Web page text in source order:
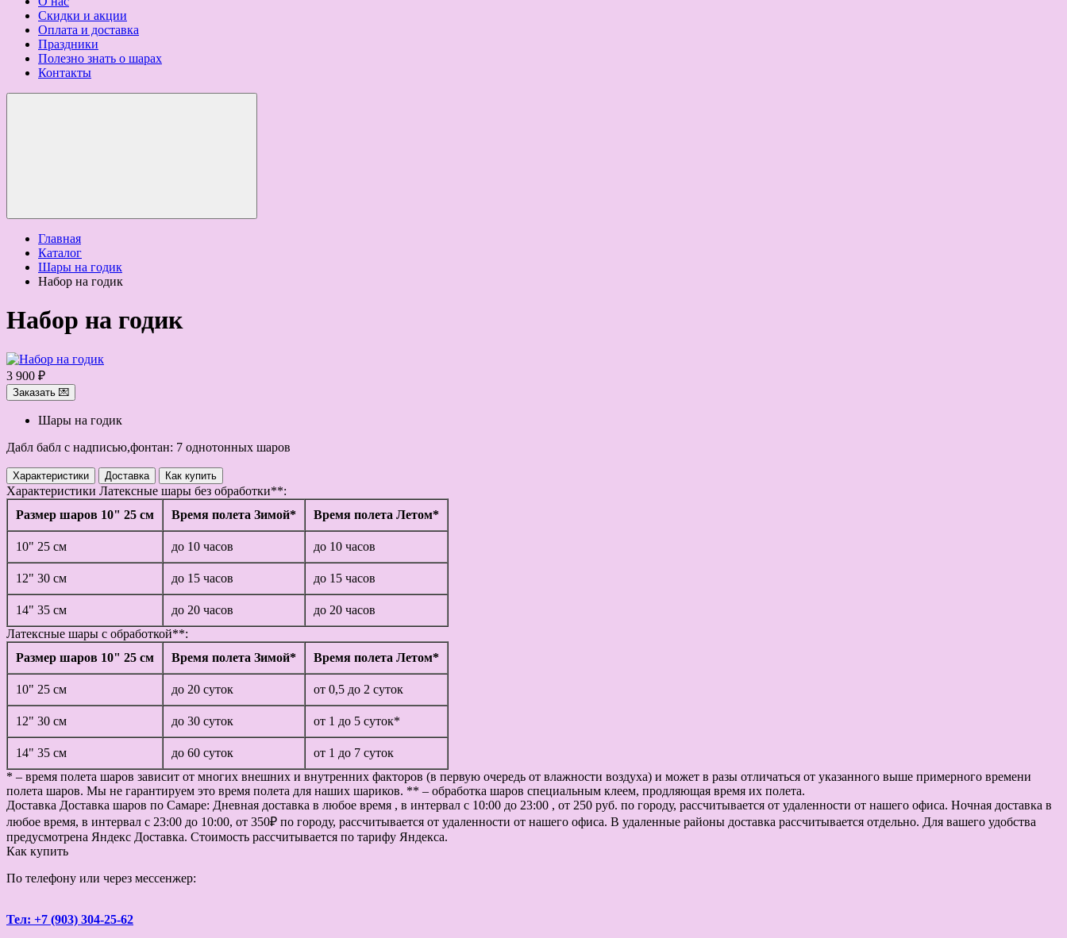
Скидки и акции
Оплата и доставка
Праздники
Полезно знать о шарах
Контакты
Главная
Каталог
Шары на годик
Набор на годик
Набор на годик
3 900 ₽
Заказать 💌
Шары на годик
Дабл бабл с надписью,фонтан: 7 однотонных шаров
Характеристики Доставка Как купить
Характеристики Латексные шары без обработки**:
Размер шаров 10" 25 см
Время полета Зимой* Время полета Летом*
10" 25 см до 10 часов до 10 часов
12" 30 см до 15 часов до 15 часов
14" 35 см до 20 часов
до 20 часов
Латексные шары с обработкой**:
Размер шаров 10" 25 см
Время полета Зимой* Время полета Летом*
10" 25 см до 20 суток от 0,5 до 2 суток
12" 30 см до 30 суток от 1 до 5 суток*
14" 35 см до 60 суток
от 1 до 7 суток
* – время полета шаров зависит от многих внешних и внутренних факторов (в первую очередь от влажности воздуха) и может в разы отличаться от указанного выше примерного времени
полета шаров. Мы не гарантируем это время полета для наших шариков. ** – обработка шаров специальным клеем, продляющая время их полета.
Доставка Доставка шаров по Самаре: Дневная доставка в любое время , в интервал с 10:00 до 23:00 , от 250 руб. по городу, рассчитывается от удаленности от нашего офиса. Ночная доставка в
любое время, в интервал с 23:00 до 10:00, от 350₽ по городу, рассчитывается от удаленности от нашего офиса. В удаленные районы доставка рассчитывается отдельно. Для вашего удобства
предусмотрена Яндекс Доставка. Стоимость рассчитывается по тарифу Яндекса.
Как купить
По телефону или через мессенжер:
Тел: +7 (903) 304-25-62